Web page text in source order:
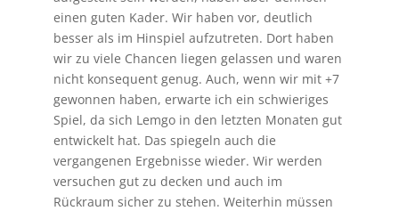
einen guten Kader. Wir haben vor, deutlich
besser als im Hinspiel aufzutreten. Dort haben
wir zu viele Chancen liegen gelassen und waren
nicht konsequent genug. Auch, wenn wir mit +7
gewonnen haben, erwarte ich ein schwieriges
Spiel, da sich Lemgo in den letzten Monaten gut
entwickelt hat. Das spiegeln auch die
vergangenen Ergebnisse wieder. Wir werden
versuchen gut zu decken und auch im
Rückraum sicher zu stehen. Weiterhin müssen